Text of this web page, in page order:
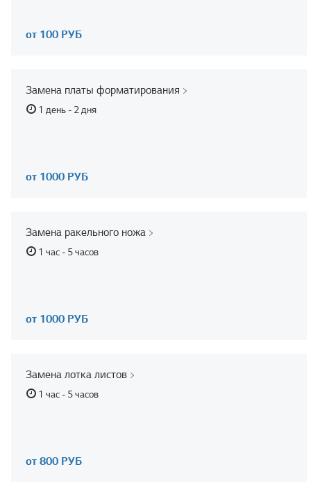
от 100 РУБ
Замена платы форматирования
1 день - 2 дня
от 1000 РУБ
Замена ракельного ножа
1 час - 5 часов
от 1000 РУБ
Замена лотка листов
1 час - 5 часов
от 800 РУБ